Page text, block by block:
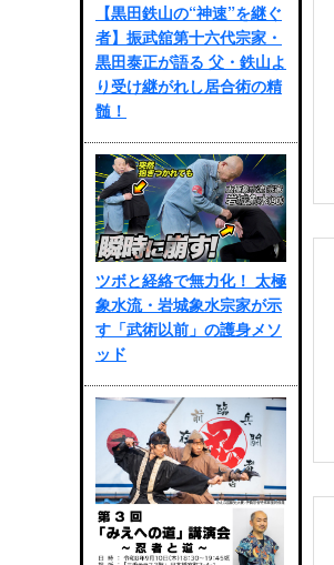
【黒田鉄山の“神速”を継ぐ
者】振武舘第十六代宗家・
黒田泰正が語る 父・鉄山よ
り受け継がれし居合術の精
髄！
ツボと経絡で無力化！ 太極
象水流・岩城象水宗家が示
す「武術以前」の護身メソ
ッド